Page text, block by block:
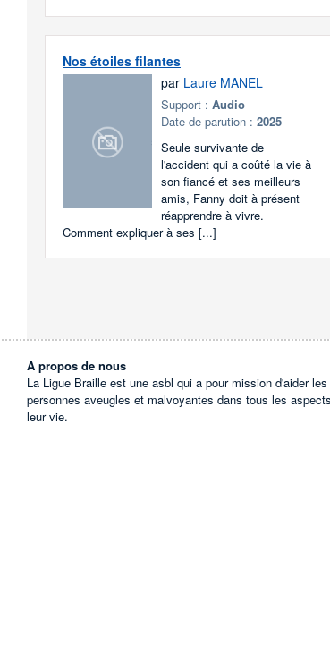
Nos étoiles filantes
par Laure MANEL
Support :Audio
Date de parution :2025
Seule survivante de
l'accident qui a coûté la vie à
son fiancé et ses meilleurs
amis, Fanny doit à présent
réapprendre à vivre.
Comment expliquer à ses [...]
À propos de nous
La Ligue Braille est une asbl qui a pour mission d'aider les
personnes aveugles et malvoyantes dans tous les
leur vie.